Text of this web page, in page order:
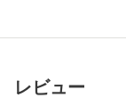
レビュー